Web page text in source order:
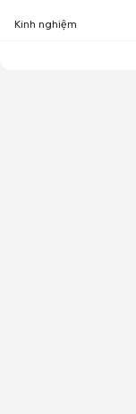
Kinh nghiệm